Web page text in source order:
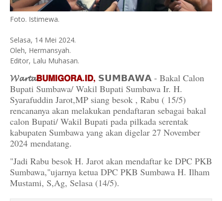
Foto. Istimewa.
Selasa, 14 Mei 2024.
Oleh, Hermansyah.
Editor, Lalu Muhasan.
𝓦𝓪𝓻𝓽𝓪𝗕𝗨𝗠𝗜𝗚𝗢𝗥𝗔.𝗜𝗗, 𝗦𝗨𝗠𝗕𝗔𝗪𝗔 - Bakal Calon
Bupati Sumbawa/ Wakil Bupati Sumbawa Ir. H.
Syarafuddin Jarot,MP siang besok , Rabu ( 15/5)
rencananya akan melakukan pendaftaran sebagai bakal
calon Bupati/ Wakil Bupati pada pilkada serentak
kabupaten Sumbawa yang akan digelar 27 November
2024 mendatang.
"Jadi Rabu besok H. Jarot akan mendaftar ke DPC PKB
Sumbawa,"ujarnya ketua DPC PKB Sumbawa H. Ilham
Mustami, S,Ag, Selasa (14/5).